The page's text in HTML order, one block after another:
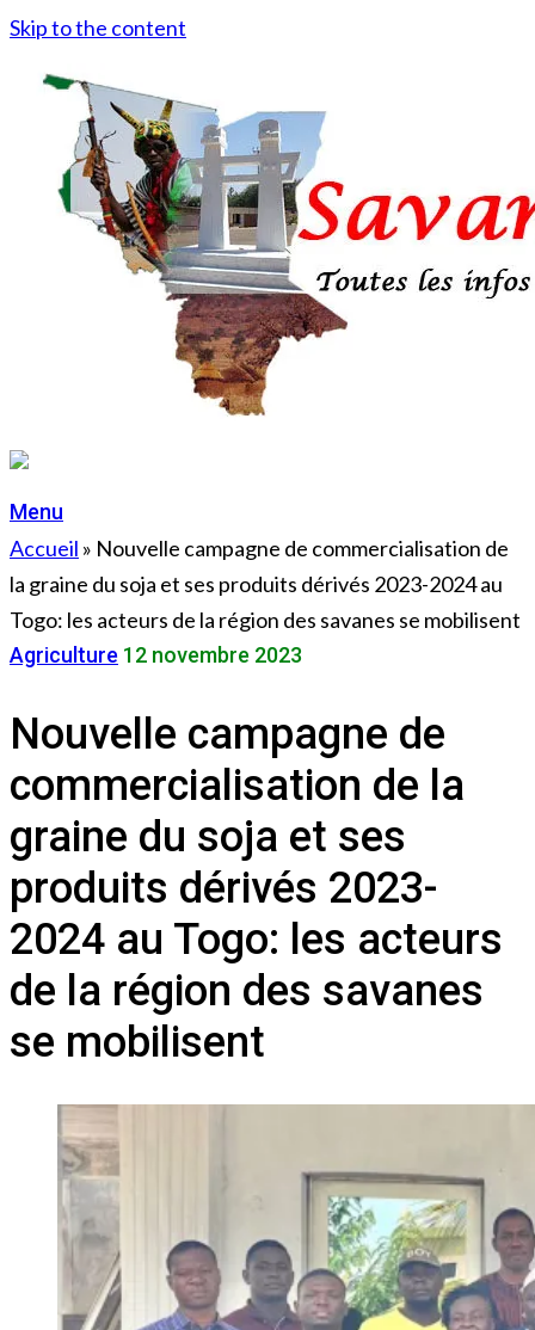
Skip to the content
Menu
Accueil » Nouvelle campagne de commercialisation de
la graine du soja et ses produits dérivés 2023-2024 au
Togo: les acteurs de la région des savanes se mobilisent
Agriculture 12 novembre 2023
Nouvelle campagne de
commercialisation de la
graine du soja et ses
produits dérivés 2023-
2024 au Togo: les acteurs
de la région des savanes
se mobilisent